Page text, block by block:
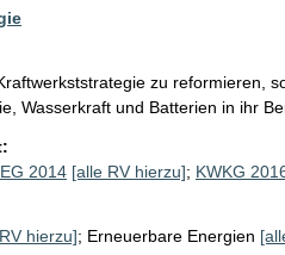
zu reformieren,
Wasserkraft und Batterien in ihr
2014 [alle RV hierzu]; KWKG
hierzu]; Erneuerbare Energien